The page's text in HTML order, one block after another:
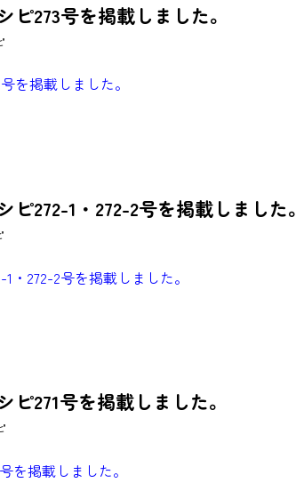
273号を掲載しました。
を掲載しました。
272-1・272-2号を掲載しました。
・272-2号を掲載しました。
271号を掲載しました。
を掲載しました。